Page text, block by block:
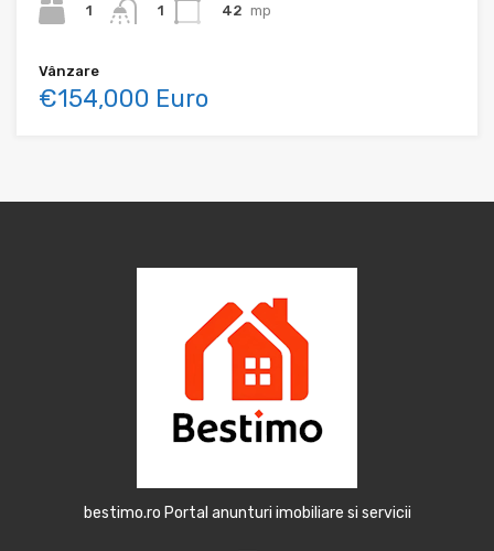
1
1
42 mp
Vânzare
€154,000 Euro
bestimo.ro Portal anunturi imobiliare si servicii